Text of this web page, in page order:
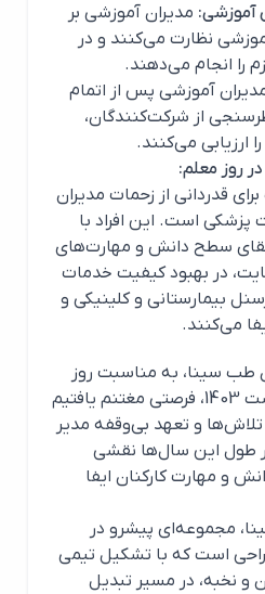
مدیران آموزشی بر
نظارت می‌کنند و در
را انجام می‌دهند.
آموزشی پس از اتمام
از شرکت‌کنندگان،
می‌کنند.
معلم:
قدردانی از زحمات مدیران
است. این افراد با
سطح دانش و مهارت‌های
در بهبود کیفیت خدمات
بیمارستانی و کلینیکی و
می‌کنند.
سینا، به مناسبت روز
معلم در تاریخ 12 اردیبهشت 1403، فرصتی مغتنم یافتیم
و تعهد بی‌وقفه مدیر
این سال‌ها نقشی
و مهارت کارکنان ایفا
مجموعه‌ای پیشرو در
است که با تشکیل تیمی
در مسیر تبدیل